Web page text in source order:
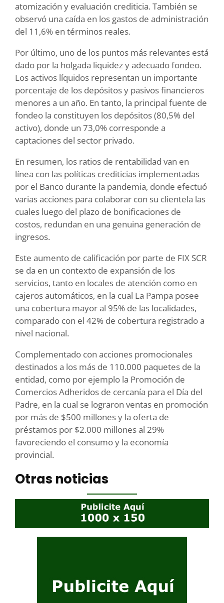
atomización y evaluación crediticia. También se
observó una caída en los gastos de administración
del 11,6% en términos reales.
Por último, uno de los puntos más relevantes está
dado por la holgada liquidez y adecuado fondeo.
Los activos líquidos representan un importante
porcentaje de los depósitos y pasivos financieros
menores a un año. En tanto, la principal fuente de
fondeo la constituyen los depósitos (80,5% del
activo), donde un 73,0% corresponde a
captaciones del sector privado.
En resumen, los ratios de rentabilidad van en
línea con las políticas crediticias implementadas
por el Banco durante la pandemia, donde efectuó
varias acciones para colaborar con su clientela las
cuales luego del plazo de bonificaciones de
costos, redundan en una genuina generación de
ingresos.
Este aumento de calificación por parte de FIX SCR
se da en un contexto de expansión de los
servicios, tanto en locales de atención como en
cajeros automáticos, en la cual La Pampa posee
una cobertura mayor al 95% de las localidades,
comparado con el 42% de cobertura registrado a
nivel nacional.
Complementado con acciones promocionales
destinados a los más de 110.000 paquetes de la
entidad, como por ejemplo la Promoción de
Comercios Adheridos de cercanía para el Día del
Padre, en la cual se lograron ventas en promoción
por más de $500 millones y la oferta de
préstamos por $2.000 millones al 29%
favoreciendo el consumo y la economía
provincial.
Otras noticias